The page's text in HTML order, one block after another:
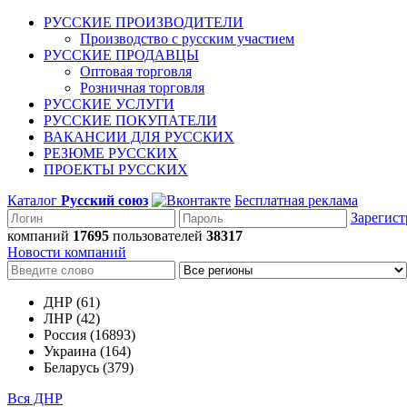
РУССКИЕ ПРОИЗВОДИТЕЛИ
Производство с русским участием
РУССКИЕ ПРОДАВЦЫ
Оптовая торговля
Розничная торговля
РУССКИЕ УСЛУГИ
РУССКИЕ ПОКУПАТЕЛИ
ВАКАНСИИ ДЛЯ РУССКИХ
РЕЗЮМЕ РУССКИХ
ПРОЕКТЫ РУССКИХ
Каталог Русский союз
Бесплатная реклама
компаний 17695 пользователей 38317
Новости компаний
ДНР (61)
ЛНР (42)
Россия (16893)
Украина (164)
Беларусь (379)
Вся ДНР